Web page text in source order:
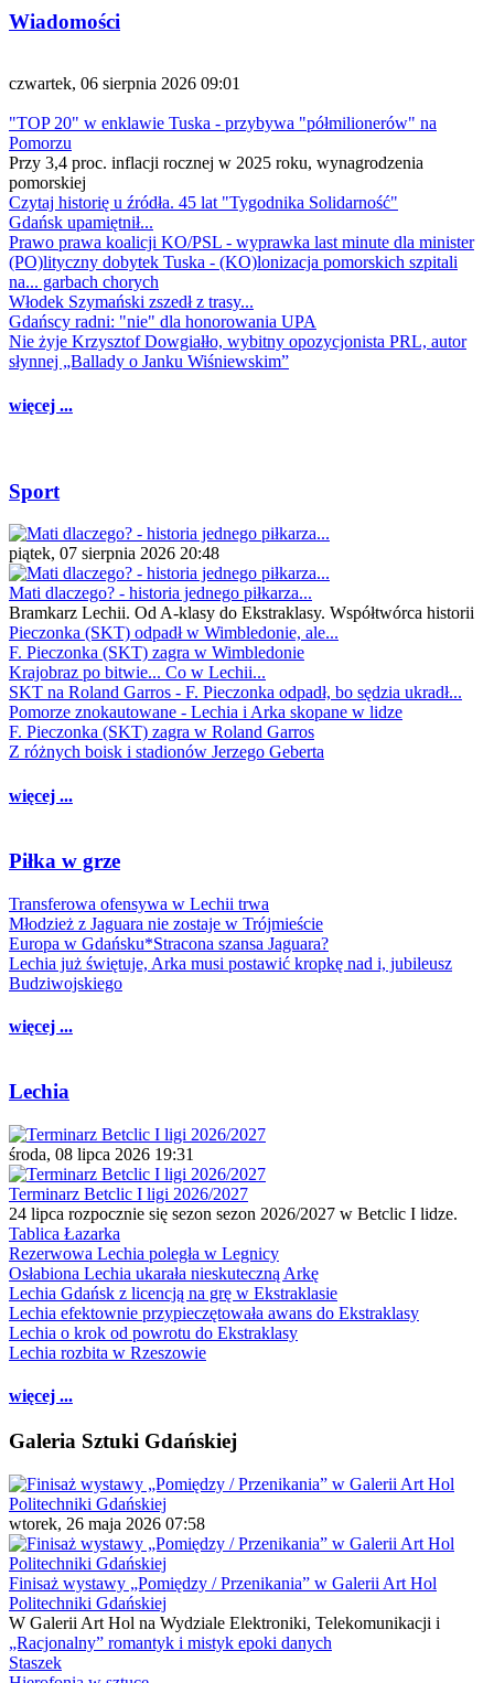
Wiadomości
czwartek, 06 sierpnia 2026 09:01
"TOP 20" w enklawie Tuska - przybywa "półmilionerów" na
Pomorzu
Przy 3,4 proc. inflacji rocznej w 2025 roku, wynagrodzenia
pomorskiej
Czytaj historię u źródła. 45 lat "Tygodnika Solidarność"
Gdańsk upamiętnił...
Prawo prawa koalicji KO/PSL - wyprawka last minute dla minister
(PO)lityczny dobytek Tuska - (KO)lonizacja pomorskich szpitali
na... garbach chorych
Włodek Szymański zszedł z trasy...
Gdańscy radni: "nie" dla honorowania UPA
Nie żyje Krzysztof Dowgiałło, wybitny opozycjonista PRL, autor
słynnej „Ballady o Janku Wiśniewskim”
więcej ...
Sport
piątek, 07 sierpnia 2026 20:48
Mati dlaczego? - historia jednego piłkarza...
Bramkarz Lechii. Od A-klasy do Ekstraklasy. Współtwórca historii
Pieczonka (SKT) odpadł w Wimbledonie, ale...
F. Pieczonka (SKT) zagra w Wimbledonie
Krajobraz po bitwie... Co w Lechii...
SKT na Roland Garros - F. Pieczonka odpadł, bo sędzia ukradł...
Pomorze znokautowane - Lechia i Arka skopane w lidze
F. Pieczonka (SKT) zagra w Roland Garros
Z różnych boisk i stadionów Jerzego Geberta
więcej ...
Piłka w grze
Transferowa ofensywa w Lechii trwa
Młodzież z Jaguara nie zostaje w Trójmieście
Europa w Gdańsku*Stracona szansa Jaguara?
Lechia już świętuje, Arka musi postawić kropkę nad i, jubileusz
Budziwojskiego
więcej ...
Lechia
środa, 08 lipca 2026 19:31
Terminarz Betclic I ligi 2026/2027
24 lipca rozpocznie się sezon sezon 2026/2027 w Betclic I lidze.
Tablica Łazarka
Rezerwowa Lechia poległa w Legnicy
Osłabiona Lechia ukarała nieskuteczną Arkę
Lechia Gdańsk z licencją na grę w Ekstraklasie
Lechia efektownie przypieczętowała awans do Ekstraklasy
Lechia o krok od powrotu do Ekstraklasy
Lechia rozbita w Rzeszowie
więcej ...
Galeria Sztuki Gdańskiej
wtorek, 26 maja 2026 07:58
Finisaż wystawy „Pomiędzy / Przenikania” w Galerii Art Hol
Politechniki Gdańskiej
W Galerii Art Hol na Wydziale Elektroniki, Telekomunikacji i
„Racjonalny” romantyk i mistyk epoki danych
Staszek